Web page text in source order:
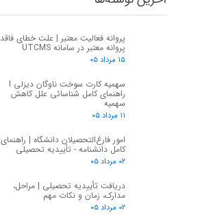
پروانه فعالیت معتبر | علت خطای فاقد
پروانه معتبر در سامانه UTCMS
۱۵ مرداد ۰۵
سهمیه کارت سوخت ناوگان دیزلی I
راهنمای کامل شناسائی علل کاهش
سهمیه
۱۱ مرداد ۰۵
امور فارغ‌التحصیلان دانشگاه | راهنمای
کامل دانشنامه - تأییدیه تحصیلی
۰۲ مرداد ۰۵
دریافت تأییدیه تحصیلی | مراحل،
مدارک، زمان و نکات مهم
۰۲ مرداد ۰۵